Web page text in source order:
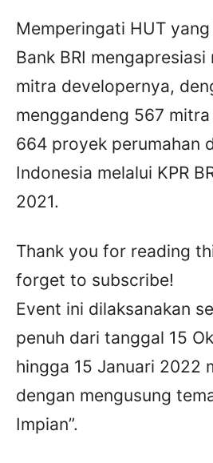
Memperingati HUT
Bank BRI mengapresiasi
mitra developernya,
menggandeng 567
664 proyek perumahan
Indonesia melalui KPR
2021.
Thank you for reading
forget to subscribe!
Event ini dilaksanakan
penuh dari tanggal 15
hingga 15 Januari 2022
dengan mengusung
Impian”.